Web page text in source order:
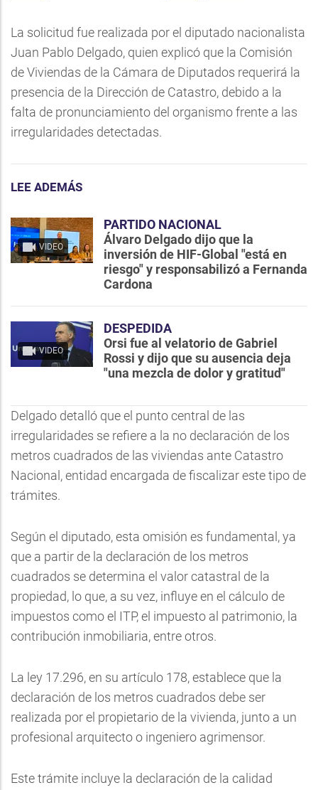
La solicitud fue realizada por el diputado nacionalista
Juan Pablo Delgado, quien explicó que la Comisión
de Viviendas de la Cámara de Diputados requerirá la
presencia de la Dirección de Catastro, debido a la
falta de pronunciamiento del organismo frente a las
irregularidades detectadas.
LEE ADEMÁS
VIDEO
PARTIDO NACIONAL
Álvaro Delgado dijo que la
inversión de HIF-Global "está en
riesgo" y responsabilizó a Fernanda
Cardona
VIDEO
DESPEDIDA
Orsi fue al velatorio de Gabriel
Rossi y dijo que su ausencia deja
"una mezcla de dolor y gratitud"
Delgado detalló que el punto central de las
irregularidades se refiere a la no declaración de los
metros cuadrados de las viviendas ante Catastro
Nacional, entidad encargada de fiscalizar este tipo de
trámites.
Según el diputado, esta omisión es fundamental, ya
que a partir de la declaración de los metros
cuadrados se determina el valor catastral de la
propiedad, lo que, a su vez, influye en el cálculo de
impuestos como el ITP, el impuesto al patrimonio, la
contribución inmobiliaria, entre otros.
La ley 17.296, en su artículo 178, establece que la
declaración de los metros cuadrados debe ser
realizada por el propietario de la vivienda, junto a un
profesional arquitecto o ingeniero agrimensor.
Este trámite incluye la declaración de la calidad